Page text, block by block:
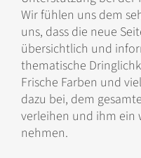
Wir fühlen uns dem
uns, dass die neue
übersichtlich und
thematische
Frische Farben und
dazu bei, dem
verleihen und ihm ein
nehmen.